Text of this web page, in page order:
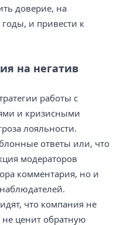
доверие, на
и привести к
на негатив
работы с
и кризисными
лояльности.
ответы или, что
модераторов
комментария, но и
что компания не
ценит обратную